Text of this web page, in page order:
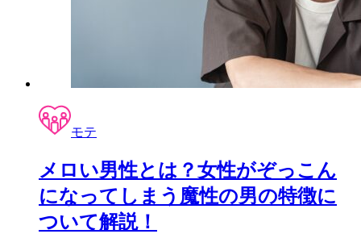
モテ
メロい男性とは？女性がぞっこん
になってしまう魔性の男の特徴に
ついて解説！